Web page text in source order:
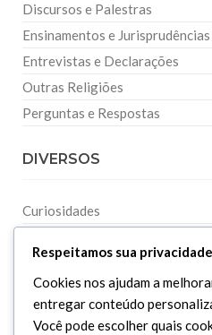
Discursos e Palestras
Ensinamentos e Jurisprudências
Entrevistas e Declarações
Outras Religiões
Perguntas e Respostas
DIVERSOS
Curiosidades
Downloads
Respeitamos sua privacidade
Cookies nos ajudam a
entregar conteúdo
Você pode escolher quais